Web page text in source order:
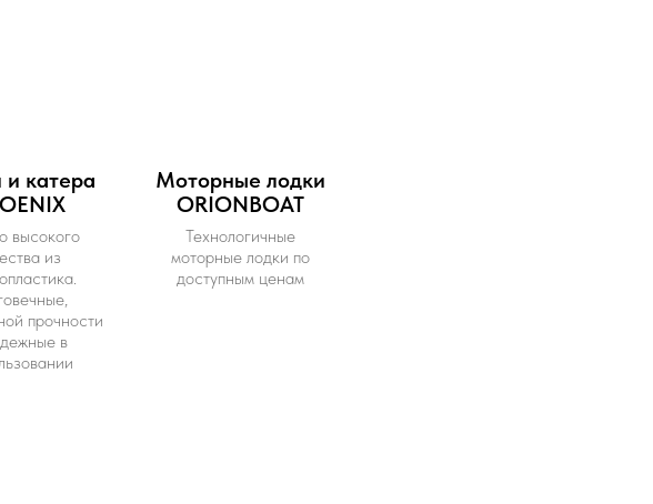
катера
высокого
из
прочности
в
Моторные лодки
ORIONBOAT
Технологичные
моторные лодки по
доступным ценам